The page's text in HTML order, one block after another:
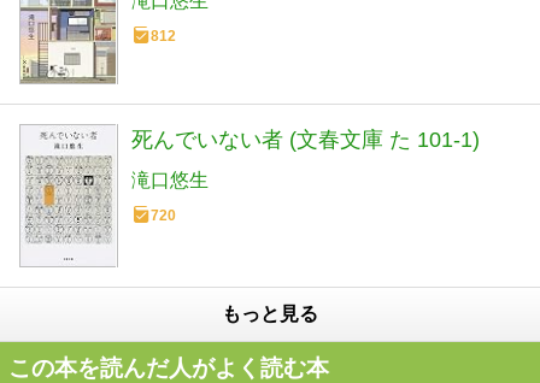
812
死んでいない者 (文春文庫 た 101-1)
滝口悠生
720
もっと見る
この本を読んだ人がよく読む本